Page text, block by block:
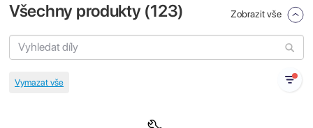
Všechny produkty (123) Zobrazit vše